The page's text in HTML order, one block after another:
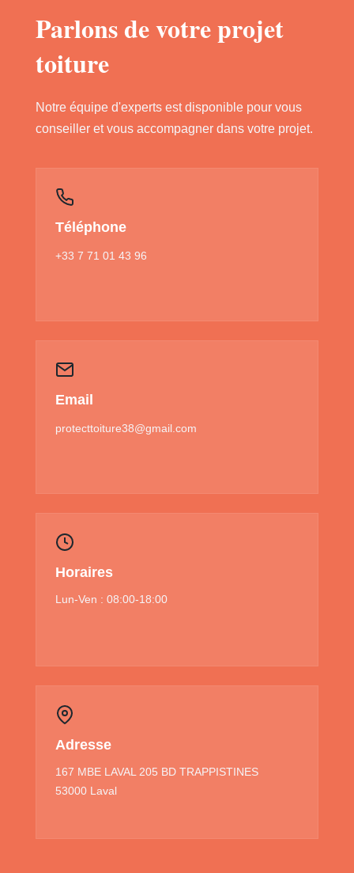
Parlons de votre projet
toiture
Notre équipe d'experts est disponible pour vous
conseiller et vous accompagner dans votre projet.
Téléphone
+33 7 71 01 43 96
Email
protecttoiture38@gmail.com
Horaires
Lun-Ven : 08:00-18:00
Adresse
167 MBE LAVAL 205 BD TRAPPISTINES
53000 Laval